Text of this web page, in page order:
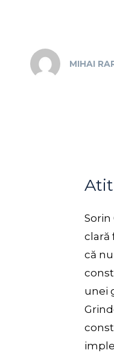
MIHAI
clară
că
unei